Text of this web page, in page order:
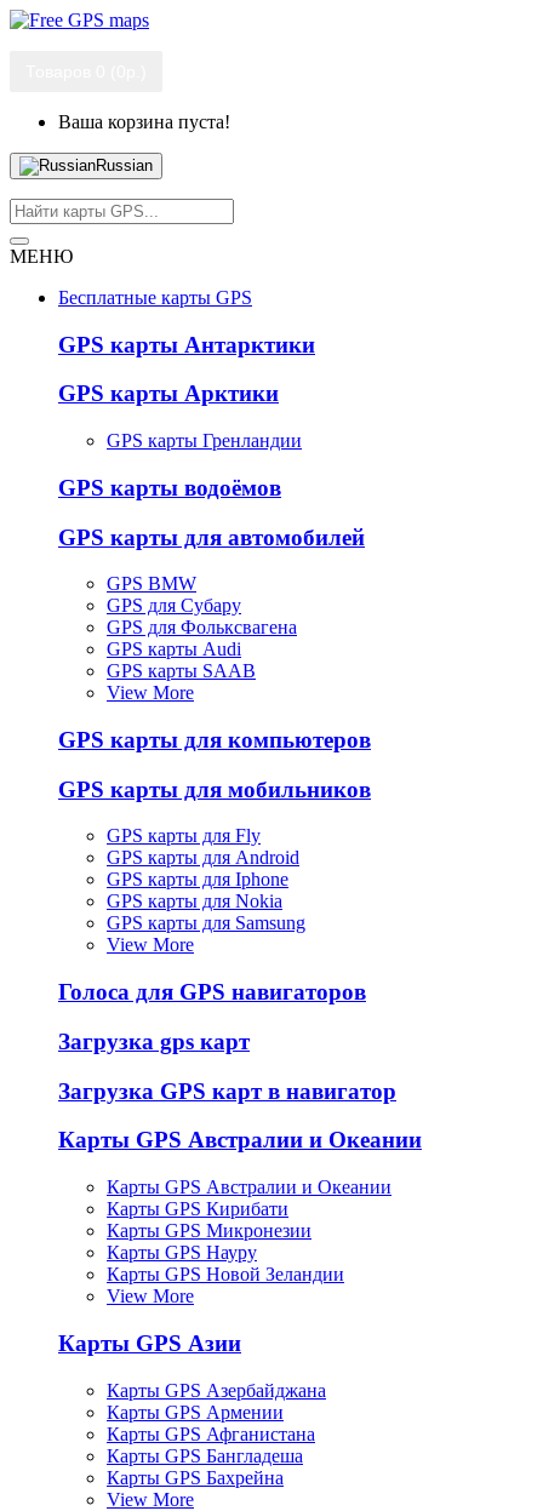
Ваша корзина пуста!
Russian
МЕНЮ
Бесплатные карты GPS
GPS карты Антарктики
GPS карты Арктики
GPS карты Гренландии
GPS карты водоёмов
GPS карты для автомобилей
GPS BMW
GPS для Субару
GPS для Фольксвагена
GPS карты Audi
GPS карты SAAB
View More
GPS карты для компьютеров
GPS карты для мобильников
GPS карты для Fly
GPS карты для Android
GPS карты для Iphone
GPS карты для Nokia
GPS карты для Samsung
View More
Голоса для GPS навигаторов
Загрузка gps карт
Загрузка GPS карт в навигатор
Карты GPS Австралии и Океании
Карты GPS Австралии и Океании
Карты GPS Кирибати
Карты GPS Микронезии
Карты GPS Науру
Карты GPS Новой Зеландии
View More
Карты GPS Азии
Карты GPS Азербайджана
Карты GPS Армении
Карты GPS Афганистана
Карты GPS Бангладеша
Карты GPS Бахрейна
View More